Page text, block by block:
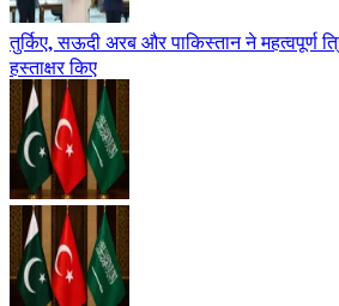
तुर्किए, सऊदी अरब और पाकिस्तान ने महत्वपूर्ण
हस्ताक्षर किए